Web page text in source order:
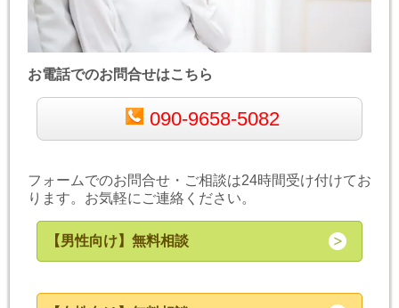
お電話でのお問合せはこちら
090-9658-5082
フォームでのお問合せ・ご相談は24時間受け付けてお
ります。お気軽にご連絡ください。
【男性向け】無料相談